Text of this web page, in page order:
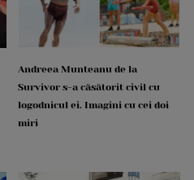
Andreea Munteanu de la
Survivor s-a căsătorit civil cu
logodnicul ei. Imagini cu cei doi
miri